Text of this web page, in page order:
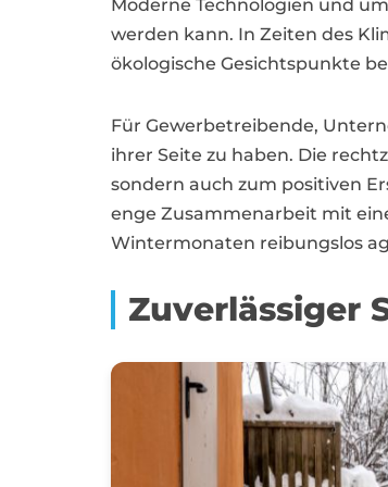
Moderne Technologien und
werden kann. In Zeiten des
ökologische Gesichtspunkte
Für Gewerbetreibende,
ihrer Seite zu haben. Die
sondern auch zum positiven
enge Zusammenarbeit mit
Wintermonaten reibungslos
Zuverlässiger